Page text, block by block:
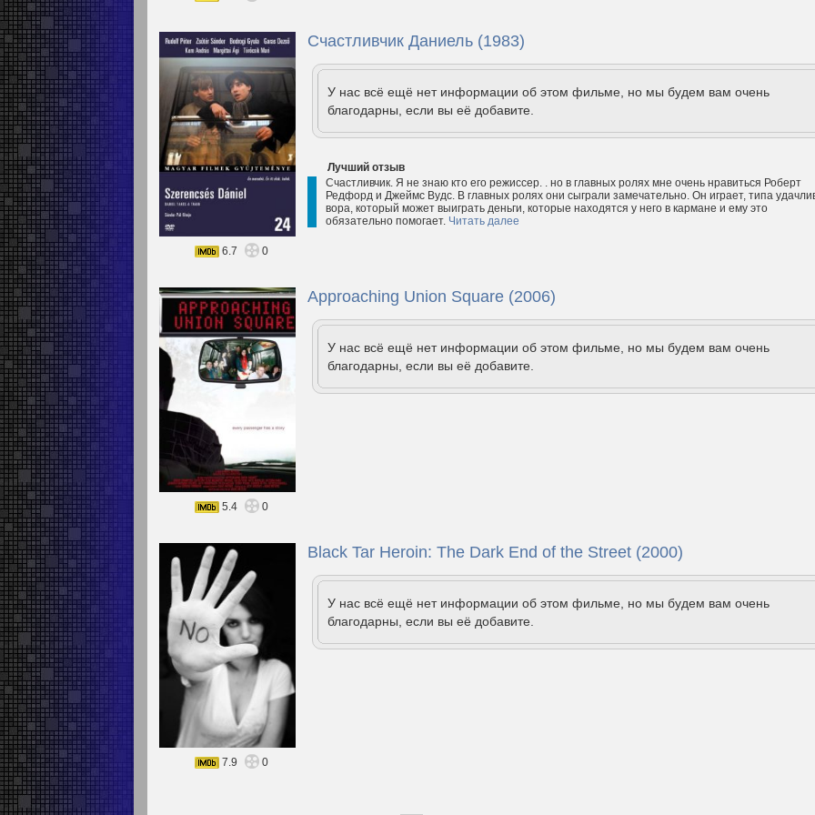
Счастливчик Даниель (1983)
У нас всё ещё нет информации об этом фильме, но мы будем вам очень
благодарны, если вы её добавите.
Лучший отзыв
Счастливчик. Я не знаю кто его режиссер. . но в главных ролях мне очень нравиться Роберт
Редфорд и Джеймс Вудс. В главных ролях они сыграли замечательно. Он играет, типа
вора, который может выиграть деньги, которые находятся у него в кармане и ему это
обязательно помогает. Читать далее
6.7 0
Approaching Union Square (2006)
У нас всё ещё нет информации об этом фильме, но мы будем вам очень
благодарны, если вы её добавите.
5.4 0
Black Tar Heroin: The Dark End of the Street (2000)
У нас всё ещё нет информации об этом фильме, но мы будем вам очень
благодарны, если вы её добавите.
7.9 0